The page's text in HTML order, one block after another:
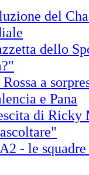
del
dello
a
e Pana
di Ricky
- le